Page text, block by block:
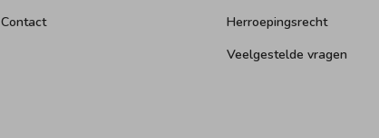
Contact
Herroepingsrecht
Veelgestelde vragen